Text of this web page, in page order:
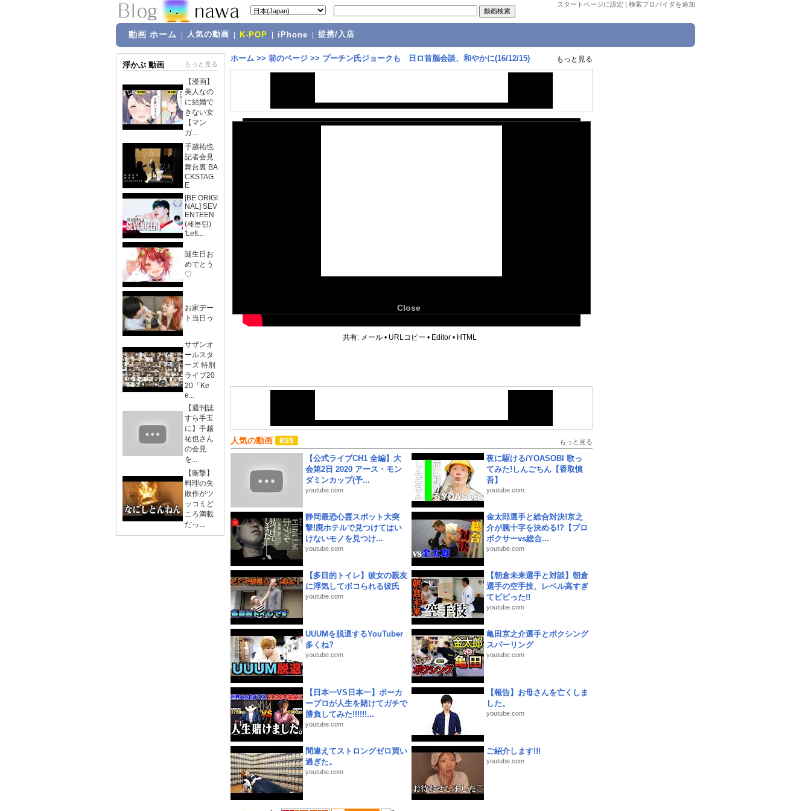
スタートページに設定 | 検索プロバイダを追加
動画 ホーム 人気の動画 K-POP iPhone 提携/入店
浮かぶ 動画 もっと見る
【漫画】
美人なの
に結婚で
きない女
【マン
ガ...
手越祐也
記者会見
舞台裏 BA
CKSTAG
E
[BE ORIGI
NAL] SEV
ENTEEN
(세븐틴)
'Left...
誕生日お
めでとう
♡
お家デー
ト当日ゥ
サザンオ
ールスタ
ーズ 特別
ライブ20
20「Ke
e...
【週刊誌
すら手玉
に】手越
祐也さん
の会見
を...
【衝撃】
料理の失
敗作がツ
ッコミど
ころ満載
だっ...
ホーム >> 前のページ >> プーチン氏ジョークも 日ロ首脳会談、和やかに(16/12/15) もっと見る
Close
共有: メール • URLコピー • Editor • HTML
人気の動画 もっと見る
【公式ライブCH1 全編】大
会第2日 2020 アース・モン
ダミンカップ(予...
youtube.com
夜に駆ける/YOASOBI 歌っ
てみた!しんごちん【香取慎
吾】
youtube.com
静岡最恐心霊スポット大突
撃!廃ホテルで見つけてはい
けないモノを見つけ...
youtube.com
金太郎選手と総合対決!京之
介が腕十字を決める!?【プロ
ボクサーvs総合...
youtube.com
【多目的トイレ】彼女の親友
に浮気してボコられる彼氏
youtube.com
【朝倉未来選手と対談】朝倉
選手の空手技、レベル高すぎ
てビビった!!
youtube.com
UUUMを脱退するYouTuber
多くね?
youtube.com
亀田京之介選手とボクシング
スパーリング
youtube.com
【日本一VS日本一】ポーカ
ープロが人生を賭けてガチで
勝負してみた!!!!!!...
youtube.com
【報告】お母さんを亡くしま
した。
youtube.com
間違えてストロングゼロ買い
過ぎた。
youtube.com
ご紹介します!!!
youtube.com